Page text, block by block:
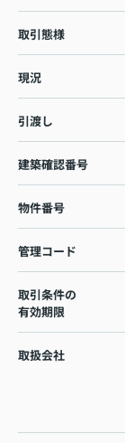
取引態様
現況
引渡し
建築確認番号
物件番号
管理コード
取引条件の
有効期限
取扱会社